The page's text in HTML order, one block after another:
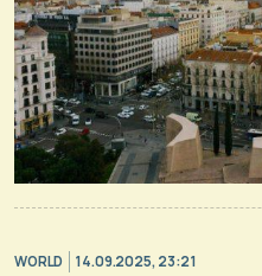
WORLD 14.09.2025, 23:21